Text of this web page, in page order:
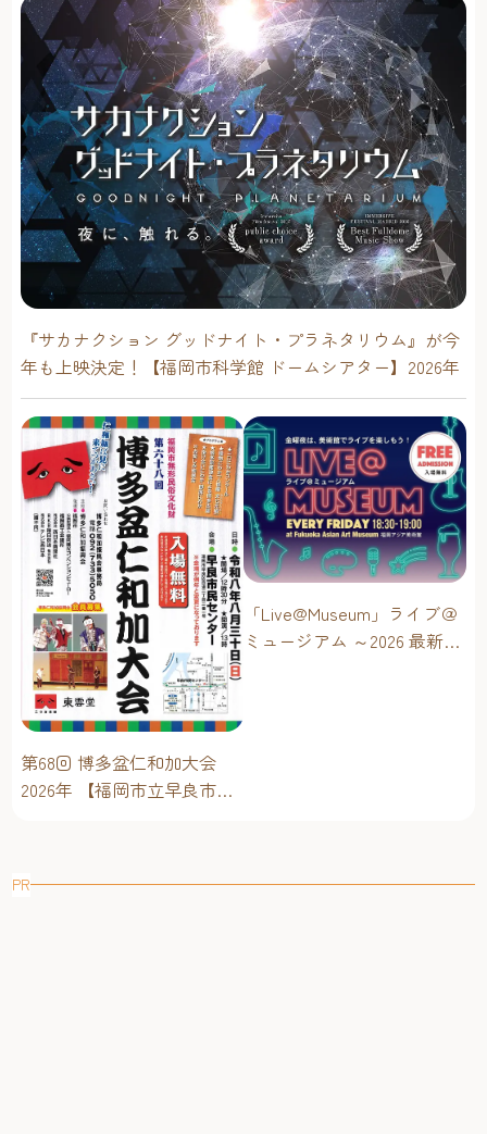
さん。
『サカナクション グッドナイト・プラネタリウム』が今
年も上映決定！【福岡市科学館 ドームシアター】2026年
第68回 博多盆仁和加大会
2026年 【福岡市立早良市民
「Live@Museum」ライブ＠
ミュージアム ～2026 最新イ
PR